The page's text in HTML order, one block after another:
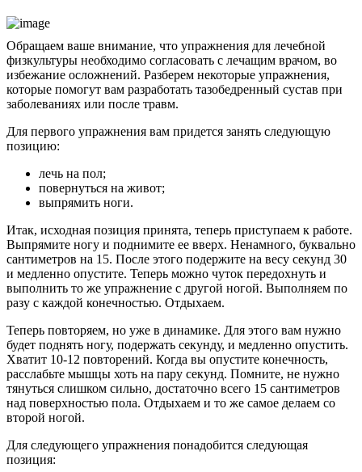
Обращаем ваше внимание, что упражнения для лечебной
физкультуры необходимо согласовать с лечащим врачом, во
избежание осложнений. Разберем некоторые упражнения,
которые помогут вам разработать тазобедренный сустав при
заболеваниях или после травм.
Для первого упражнения вам придется занять следующую
позицию:
лечь на пол;
повернуться на живот;
выпрямить ноги.
Итак, исходная позиция принята, теперь приступаем к работе.
Выпрямите ногу и поднимите ее вверх. Ненамного, буквально
сантиметров на 15. После этого подержите на весу секунд 30
и медленно опустите. Теперь можно чуток передохнуть и
выполнить то же упражнение с другой ногой. Выполняем по
разу с каждой конечностью. Отдыхаем.
Теперь повторяем, но уже в динамике. Для этого вам нужно
будет поднять ногу, подержать секунду, и медленно опустить.
Хватит 10-12 повторений. Когда вы опустите конечность,
расслабьте мышцы хоть на пару секунд. Помните, не нужно
тянуться слишком сильно, достаточно всего 15 сантиметров
над поверхностью пола. Отдыхаем и то же самое делаем со
второй ногой.
Для следующего упражнения понадобится следующая
позиция: